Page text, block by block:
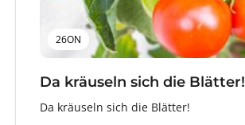
26ON
Da kräuseln sich die Blätter!
Da kräuseln sich die Blätter!